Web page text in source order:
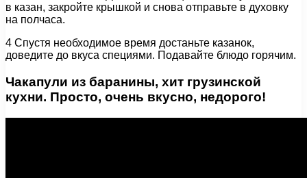
в казан, закройте крышкой и снова отправьте в духовку
на полчаса.
4 Спустя необходимое время достаньте казанок,
доведите до вкуса специями. Подавайте блюдо горячим.
Чакапули из баранины, хит грузинской
кухни. Просто, очень вкусно, недорого!